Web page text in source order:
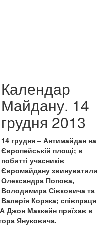
Календар
Майдану. 14
грудня 2013
14 грудня – Антимайдан на
Європейській площі; в
побитті учасників
Євромайдану звинуватили
Олександра Попова,
Володимира Сівковича та
Валерія Коряка; співпраця
Маккейн приїхав в
Януковича.